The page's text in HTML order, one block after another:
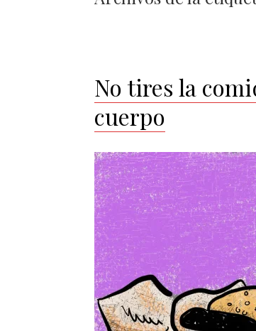
No tires la
cuerpo